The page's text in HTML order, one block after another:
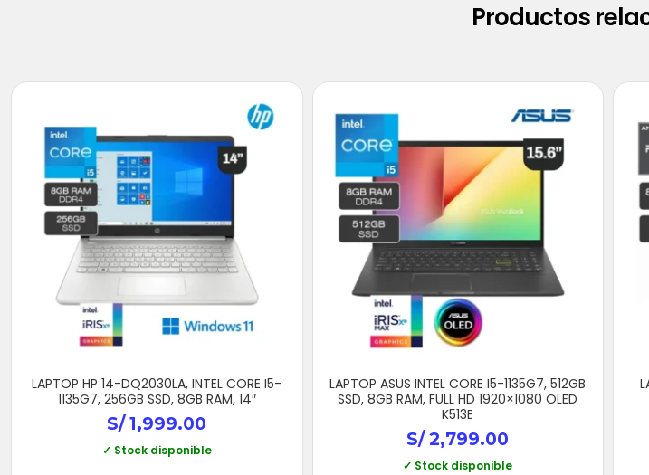
Productos
LAPTOP HP 14-DQ2030LA, INTEL CORE I5-
1135G7, 256GB SSD, 8GB RAM, 14″
S/1,999.00
✓ Stock disponible
LAPTOP ASUS INTEL CORE I5-1135G7, 512GB
SSD, 8GB RAM, FULL HD 1920×1080 OLED
K513E
S/2,799.00
✓ Stock disponible